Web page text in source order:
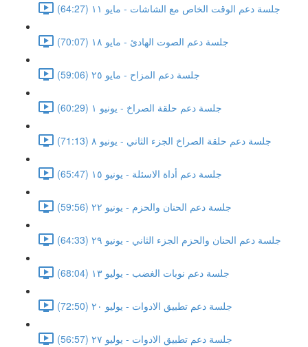
جلسة دعم الوقت الخاص مع الشاشات - مايو ١١ (64:27)
جلسة دعم الصوت الهادئ - مايو ١٨ (70:07)
جلسة دعم المزاح - مايو ٢٥ (59:06)
جلسة دعم حلقة الصراخ - يونيو ١ (60:29)
جلسة دعم حلقة الصراخ الجزء الثاني - يونيو ٨ (71:13)
جلسة دعم أداة الاسئلة - يونيو ١٥ (65:47)
جلسة دعم الحنان والحزم - يونيو ٢٢ (59:56)
جلسة دعم الحنان والحزم الجزء الثاني - يونيو ٢٩ (64:33)
جلسة دعم نوبات الغضب - يوليو ١٣ (68:04)
جلسة دعم تطبيق الادوات - يوليو ٢٠ (72:50)
جلسة دعم تطبيق الادوات - يوليو ٢٧ (56:57)